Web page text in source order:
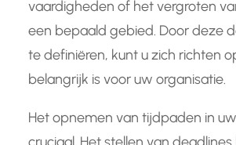
vaardigheden of het vergroten
een bepaald gebied. Door deze
te definiëren, kunt u zich richten
belangrijk is voor uw organisatie.
Het opnemen van tijdpaden in